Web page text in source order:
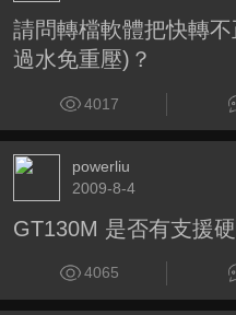
請問轉檔軟體把快轉
過水免重壓)？
4017
powerliu
2009-8-4
GT130M 是否有支援
4065